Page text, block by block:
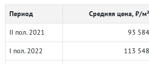
Период Средняя цена, ₽/м²
II пол. 2021 93 584
I пол. 2022 113 548